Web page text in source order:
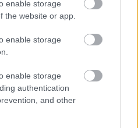
enable storage
the website or app.
enable storage
enable storage
authentication
and other
és hallgatom, hogy
szól.